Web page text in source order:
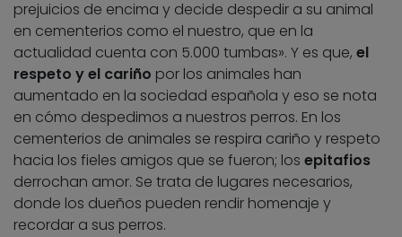
prejuicios de encima y decide despedir a su animal
en cementerios como el nuestro, que en la
actualidad cuenta con 5.000 tumbas». Y es que, el
respeto y el cariño por los animales han
aumentado en la sociedad española y eso se nota
en cómo despedimos a nuestros perros. En los
cementerios de animales se respira cariño y respeto
hacia los fieles amigos que se fueron; los epitafios
derrochan amor. Se trata de lugares necesarios,
donde los dueños pueden rendir homenaje y
recordar a sus perros.